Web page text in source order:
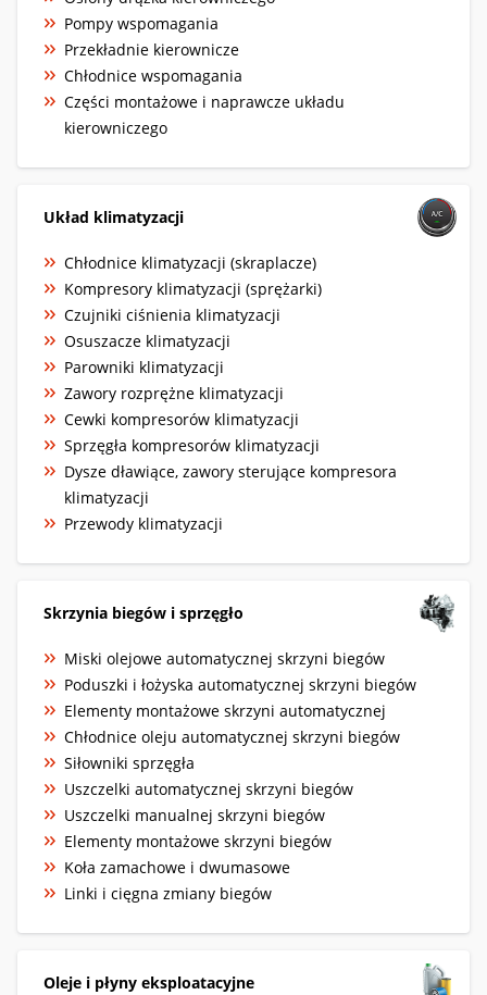
Pompy wspomagania
Przekładnie kierownicze
Chłodnice wspomagania
Części montażowe i naprawcze układu
kierowniczego
Układ klimatyzacji
Chłodnice klimatyzacji (skraplacze)
Kompresory klimatyzacji (sprężarki)
Czujniki ciśnienia klimatyzacji
Osuszacze klimatyzacji
Parowniki klimatyzacji
Zawory rozprężne klimatyzacji
Cewki kompresorów klimatyzacji
Sprzęgła kompresorów klimatyzacji
Dysze dławiące, zawory sterujące kompresora
klimatyzacji
Przewody klimatyzacji
Skrzynia biegów i sprzęgło
Miski olejowe automatycznej skrzyni biegów
Poduszki i łożyska automatycznej skrzyni biegów
Elementy montażowe skrzyni automatycznej
Chłodnice oleju automatycznej skrzyni biegów
Siłowniki sprzęgła
Uszczelki automatycznej skrzyni biegów
Uszczelki manualnej skrzyni biegów
Elementy montażowe skrzyni biegów
Koła zamachowe i dwumasowe
Linki i cięgna zmiany biegów
Oleje i płyny eksploatacyjne